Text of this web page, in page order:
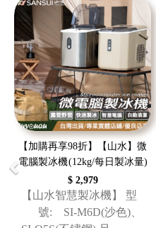
【加購再享98折】【山水】微
電腦製冰機 (12kg/每日製冰量)
$ 2,979
【山水智慧製冰機】 型
號: SI-M6D(沙色)、